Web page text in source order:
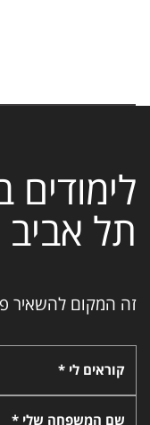
לימודים
תל אביב
זה המקום להשאיר
קוראים לי *
שם המשפחה שלי *